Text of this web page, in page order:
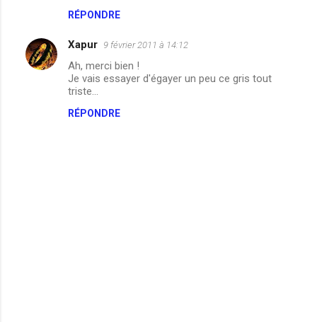
RÉPONDRE
Xapur 9 février 2011 à 14:12
Ah, merci bien !
Je vais essayer d'égayer un peu ce gris tout
triste...
RÉPONDRE